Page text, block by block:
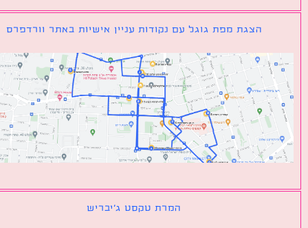
הצגת מפת גוגל עם נקודות עניין אישיות באתר וורדפרס
המרת טקסט ג׳יבריש